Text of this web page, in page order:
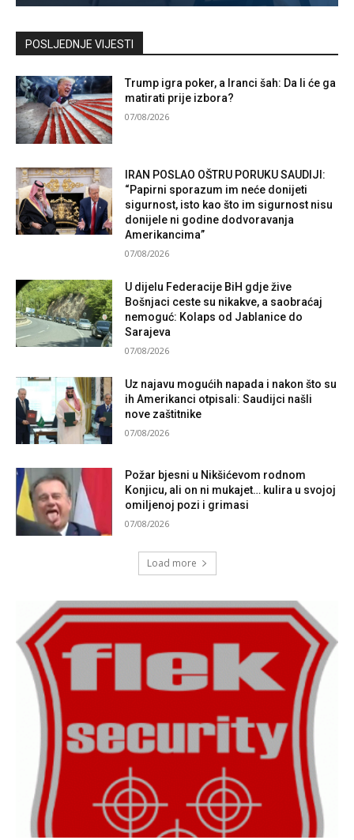
Kontaktirajte nas
POSLJEDNJE VIJESTI
Trump igra poker, a Iranci šah: Da li će ga
matirati prije izbora?
07/08/2026
IRAN POSLAO OŠTRU PORUKU SAUDIJI:
“Papirni sporazum im neće donijeti
sigurnost, isto kao što im sigurnost nisu
donijele ni godine dodvoravanja
Amerikancima”
07/08/2026
U dijelu Federacije BiH gdje žive
Bošnjaci ceste su nikakve, a saobraćaj
nemoguć: Kolaps od Jablanice do
Sarajeva
07/08/2026
Uz najavu mogućih napada i nakon što su
ih Amerikanci otpisali: Saudijci našli
nove zaštitnike
07/08/2026
Požar bjesni u Nikšićevom rodnom
Konjicu, ali on ni mukajet… kulira u svojoj
omiljenoj pozi i grimasi
07/08/2026
Load more